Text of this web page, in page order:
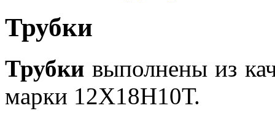
Трубки
Трубки выполнены из
марки 12Х18Н10Т.